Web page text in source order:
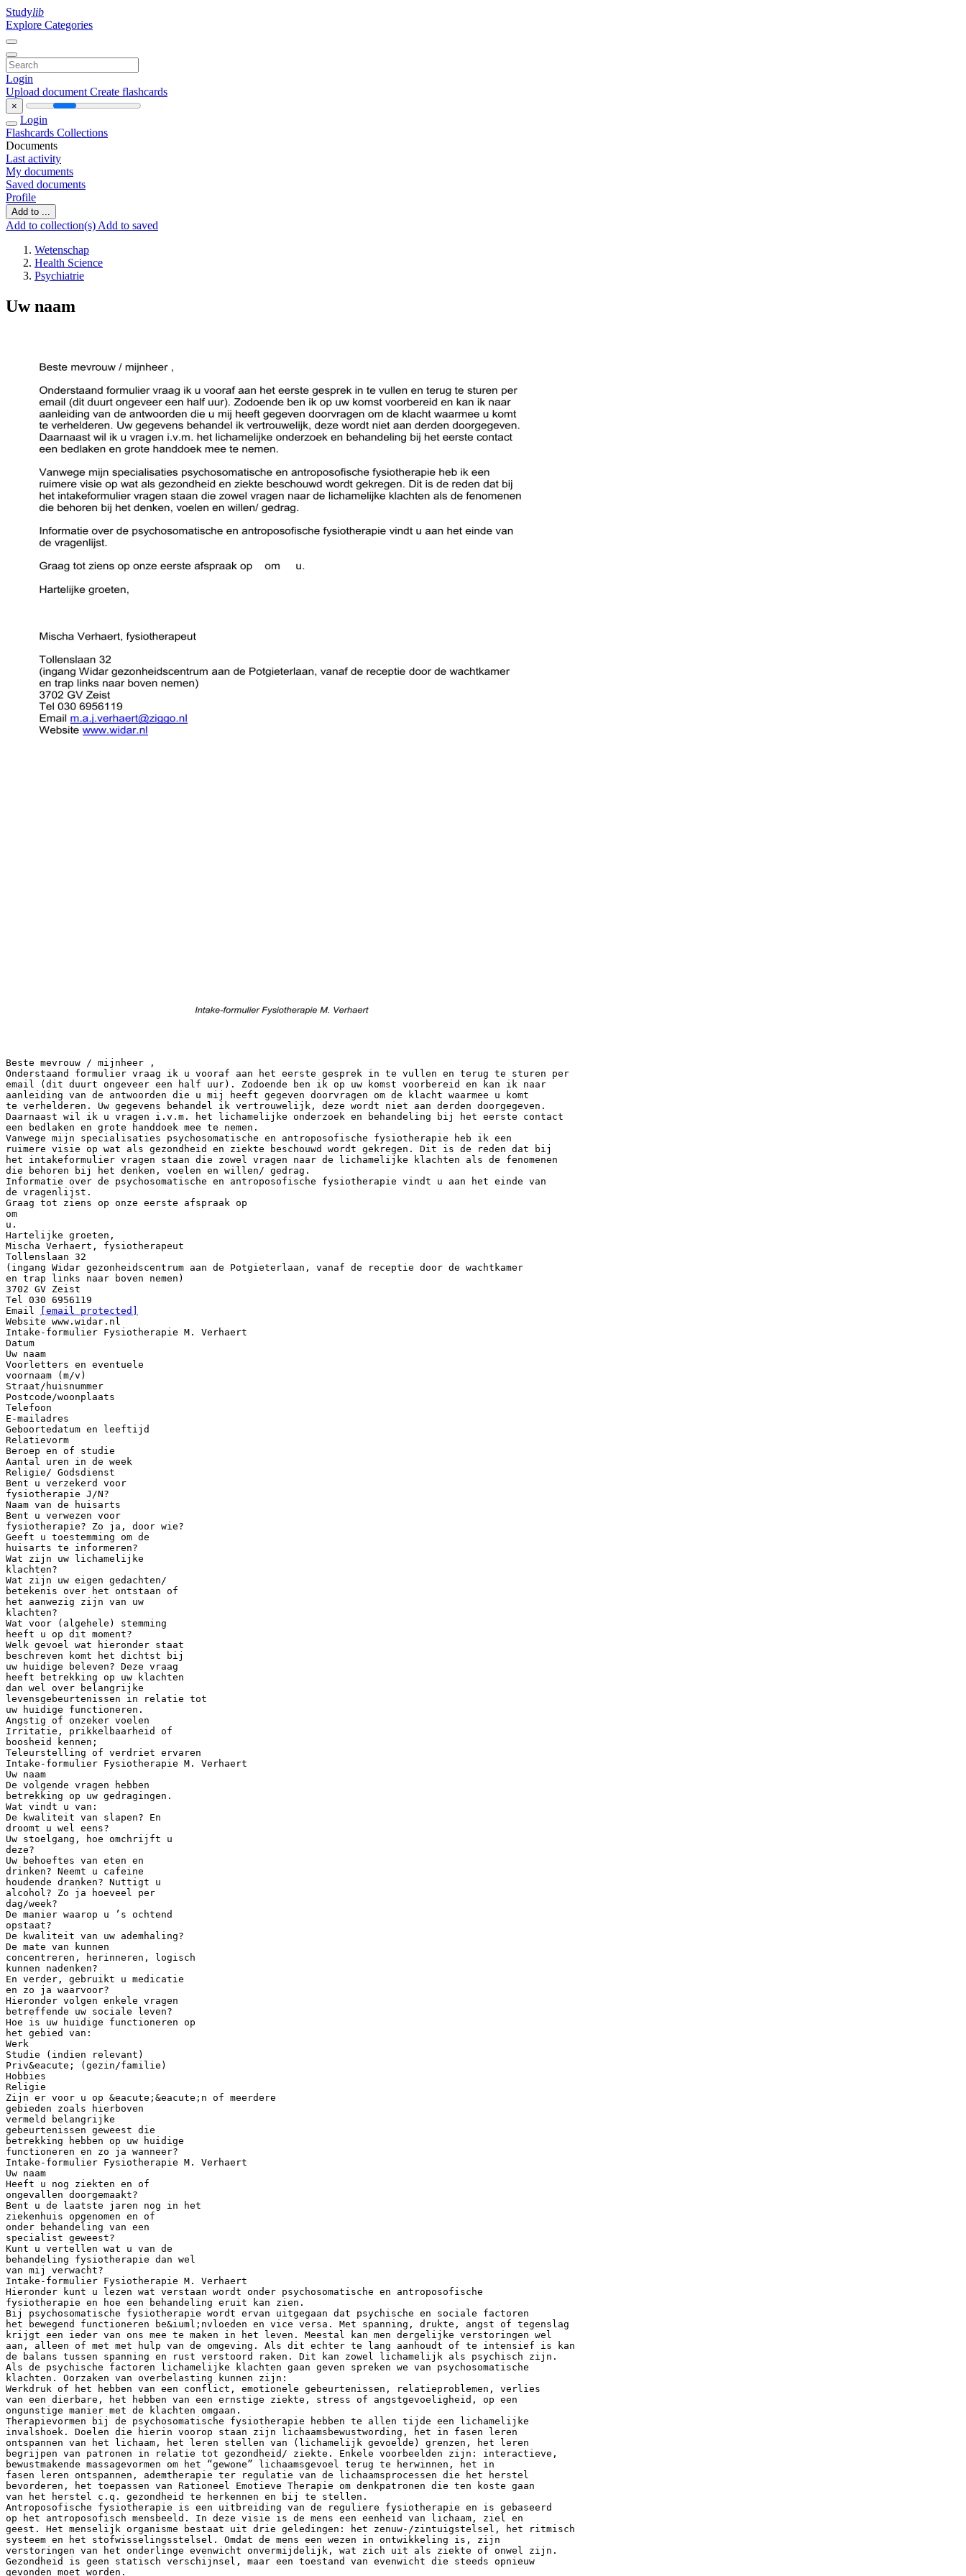
Studylib
Explore Categories
Login
Upload document Create flashcards
×
Login
Flashcards Collections
Documents
Last activity
My documents
Saved documents
Profile
Add to ...
Add to collection(s) Add to saved
Wetenschap
Health Science
Psychiatrie
Uw naam
Beste mevrouw / mijnheer ,
Onderstaand formulier vraag ik u vooraf aan het eerste gesprek in te vullen en terug te sturen per
email (dit duurt ongeveer een half uur). Zodoende ben ik op uw komst voorbereid en kan ik naar
aanleiding van de antwoorden die u mij heeft gegeven doorvragen om de klacht waarmee u komt
te verhelderen. Uw gegevens behandel ik vertrouwelijk, deze wordt niet aan derden doorgegeven.
Daarnaast wil ik u vragen i.v.m. het lichamelijke onderzoek en behandeling bij het eerste contact
een bedlaken en grote handdoek mee te nemen.
Vanwege mijn specialisaties psychosomatische en antroposofische fysiotherapie heb ik een
ruimere visie op wat als gezondheid en ziekte beschouwd wordt gekregen. Dit is de reden dat bij
het intakeformulier vragen staan die zowel vragen naar de lichamelijke klachten als de fenomenen
die behoren bij het denken, voelen en willen/ gedrag.
Informatie over de psychosomatische en antroposofische fysiotherapie vindt u aan het einde van
de vragenlijst.
Graag tot ziens op onze eerste afspraak op
om
u.
Hartelijke groeten,
Mischa Verhaert, fysiotherapeut
Tollenslaan 32
(ingang Widar gezonheidscentrum aan de Potgieterlaan, vanaf de receptie door de wachtkamer
en trap links naar boven nemen)
3702 GV Zeist
Tel 030 6956119
Email
[email protected]
Website www.widar.nl
Intake-formulier Fysiotherapie M. Verhaert
Datum
Uw naam
Voorletters en eventuele
voornaam (m/v)
Straat/huisnummer
Postcode/woonplaats
Telefoon
E-mailadres
Geboortedatum en leeftijd
Relatievorm
Beroep en of studie
Aantal uren in de week
Religie/ Godsdienst
Bent u verzekerd voor
fysiotherapie J/N?
Naam van de huisarts
Bent u verwezen voor
fysiotherapie? Zo ja, door wie?
Geeft u toestemming om de
huisarts te informeren?
Wat zijn uw lichamelijke
klachten?
Wat zijn uw eigen gedachten/
betekenis over het ontstaan of
het aanwezig zijn van uw
klachten?
Wat voor (algehele) stemming
heeft u op dit moment?
Welk gevoel wat hieronder staat
beschreven komt het dichtst bij
uw huidige beleven? Deze vraag
heeft betrekking op uw klachten
dan wel over belangrijke
levensgebeurtenissen in relatie tot
uw huidige functioneren.
Angstig of onzeker voelen
Irritatie, prikkelbaarheid of
boosheid kennen;
Teleurstelling of verdriet ervaren
Intake-formulier Fysiotherapie M. Verhaert
Uw naam
De volgende vragen hebben
betrekking op uw gedragingen.
Wat vindt u van:
De kwaliteit van slapen? En
droomt u wel eens?
Uw stoelgang, hoe omchrijft u
deze?
Uw behoeftes van eten en
drinken? Neemt u cafeine
houdende dranken? Nuttigt u
alcohol? Zo ja hoeveel per
dag/week?
De manier waarop u ’s ochtend
opstaat?
De kwaliteit van uw ademhaling?
De mate van kunnen
concentreren, herinneren, logisch
kunnen nadenken?
En verder, gebruikt u medicatie
en zo ja waarvoor?
Hieronder volgen enkele vragen
betreffende uw sociale leven?
Hoe is uw huidige functioneren op
het gebied van:
Werk
Studie (indien relevant)
Priv&eacute; (gezin/familie)
Hobbies
Religie
Zijn er voor u op &eacute;&eacute;n of meerdere
gebieden zoals hierboven
vermeld belangrijke
gebeurtenissen geweest die
betrekking hebben op uw huidige
functioneren en zo ja wanneer?
Intake-formulier Fysiotherapie M. Verhaert
Uw naam
Heeft u nog ziekten en of
ongevallen doorgemaakt?
Bent u de laatste jaren nog in het
ziekenhuis opgenomen en of
onder behandeling van een
specialist geweest?
Kunt u vertellen wat u van de
behandeling fysiotherapie dan wel
van mij verwacht?
Intake-formulier Fysiotherapie M. Verhaert
Hieronder kunt u lezen wat verstaan wordt onder psychosomatische en antroposofische
fysiotherapie en hoe een behandeling eruit kan zien.
Bij psychosomatische fysiotherapie wordt ervan uitgegaan dat psychische en sociale factoren
het bewegend functioneren be&iuml;nvloeden en vice versa. Met spanning, drukte, angst of tegenslag
krijgt een ieder van ons mee te maken in het leven. Meestal kan men dergelijke verstoringen wel
aan, alleen of met met hulp van de omgeving. Als dit echter te lang aanhoudt of te intensief is kan
de balans tussen spanning en rust verstoord raken. Dit kan zowel lichamelijk als psychisch zijn.
Als de psychische factoren lichamelijke klachten gaan geven spreken we van psychosomatische
klachten. Oorzaken van overbelasting kunnen zijn:
Werkdruk of het hebben van een conflict, emotionele gebeurtenissen, relatieproblemen, verlies
van een dierbare, het hebben van een ernstige ziekte, stress of angstgevoeligheid, op een
ongunstige manier met de klachten omgaan.
Therapievormen bij de psychosomatische fysiotherapie hebben te allen tijde een lichamelijke
invalshoek. Doelen die hierin voorop staan zijn lichaamsbewustwording, het in fasen leren
ontspannen van het lichaam, het leren stellen van (lichamelijk gevoelde) grenzen, het leren
begrijpen van patronen in relatie tot gezondheid/ ziekte. Enkele voorbeelden zijn: interactieve,
bewustmakende massagevormen om het “gewone” lichaamsgevoel terug te herwinnen, het in
fasen leren ontspannen, ademtherapie ter regulatie van de lichaamsprocessen die het herstel
bevorderen, het toepassen van Rationeel Emotieve Therapie om denkpatronen die ten koste gaan
van het herstel c.q. gezondheid te herkennen en bij te stellen.
Antroposofische fysiotherapie is een uitbreiding van de reguliere fysiotherapie en is gebaseerd
op het antroposofisch mensbeeld. In deze visie is de mens een eenheid van lichaam, ziel en
geest. Het menselijk organisme bestaat uit drie geledingen: het zenuw-/zintuigstelsel, het ritmisch
systeem en het stofwisselingsstelsel. Omdat de mens een wezen in ontwikkeling is, zijn
verstoringen van het onderlinge evenwicht onvermijdelijk, wat zich uit als ziekte of onwel zijn.
Gezondheid is geen statisch verschijnsel, maar een toestand van evenwicht die steeds opnieuw
gevonden moet worden.